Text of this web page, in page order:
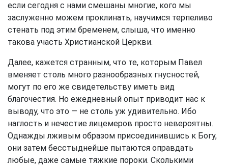
если сегодня с нами смешаны многие, кого мы
заслуженно можем проклинать, научимся терпеливо
стенать под этим бременем, слыша, что именно
такова участь Христианской Церкви.
Далее, кажется странным, что те, которым Павел
вменяет столь много разнообразных гнусностей,
могут по его же свидетельству иметь вид
благочестия. Но ежедневный опыт приводит нас к
выводу, что это — не столь уж удивительно. Ибо
наглость и нечестие лицемеров просто невероятны.
Однажды лживым образом присоединившись к Богу,
они затем бесстыднейше пытаются оправдать
любые, даже самые тяжкие пороки. Сколькими